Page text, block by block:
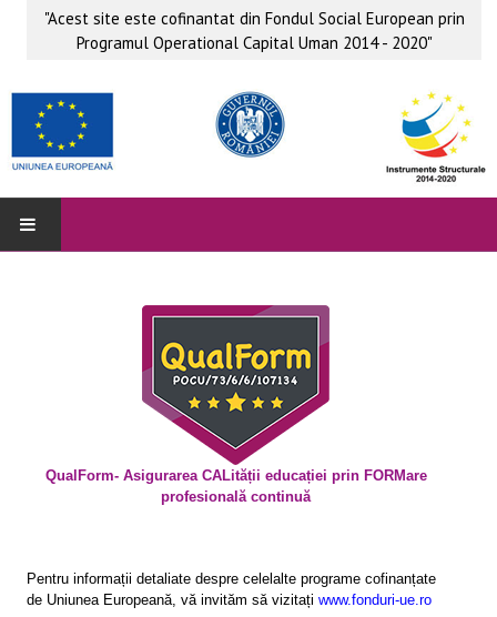
"Acest site este cofinantat din Fondul Social European prin
Programul Operational Capital Uman 2014 - 2020"
Beneficii
Activităţile proiectului
Rezultatele proiectului
QualForm- Asigurarea CALității educației prin FORMare
profesională continuă
Pentru informații detaliate despre celelalte programe cofinanțate
de Uniunea Europeană, vă invităm să vizitați www.fonduri-ue.ro